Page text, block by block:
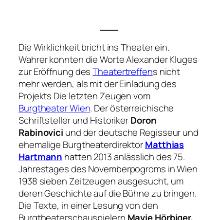
Die Wirklichkeit bricht ins Theater ein.
Wahrer konnten die Worte Alexander Kluges
zur Eröffnung desTheatertreffens nicht
mehr werden, als mit der Einladung des
Projekts Die letzten Zeugen vom
Burgtheater Wien. Der österreichische
Schriftsteller und HistorikerDoron
Rabinovici und der deutsche Regisseur und
ehemalige BurgtheaterdirektorMatthias
Hartmann hatten 2013 anlässlich des 75.
Jahrestages des Novemberpogroms in Wien
1938 sieben Zeitzeugen ausgesucht, um
deren Geschichte auf die Bühne zu bringen.
Die Texte, in einer Lesung von den